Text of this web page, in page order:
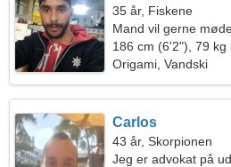
35 år, Fiskene
Mand vil gerne
186 cm (6'2"), 79 kg
Origami, Vandski
Carlos
43 år, Skorpionen
Jeg er advokat på